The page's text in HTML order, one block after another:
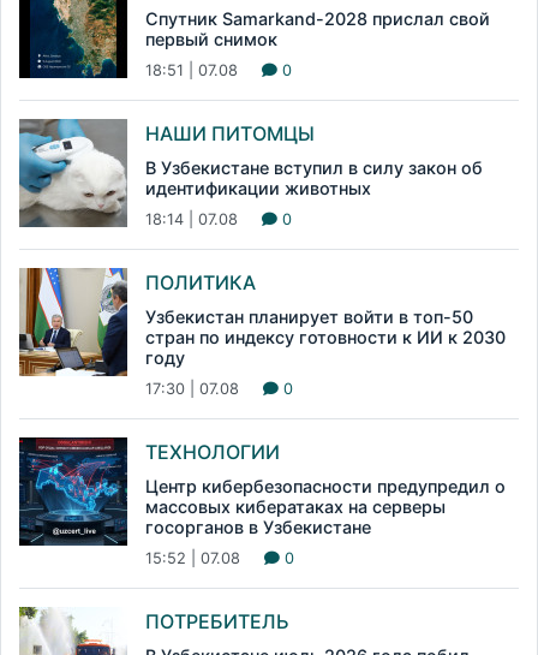
Спутник Samarkand-2028 прислал свой
первый снимок
18:51 | 07.08 0
НАШИ ПИТОМЦЫ
В Узбекистане вступил в силу закон об
идентификации животных
18:14 | 07.08 0
ПОЛИТИКА
Узбекистан планирует войти в топ-50
стран по индексу готовности к ИИ к 2030
году
17:30 | 07.08 0
ТЕХНОЛОГИИ
Центр кибербезопасности предупредил о
массовых кибератаках на серверы
госорганов в Узбекистане
15:52 | 07.08 0
ПОТРЕБИТЕЛЬ